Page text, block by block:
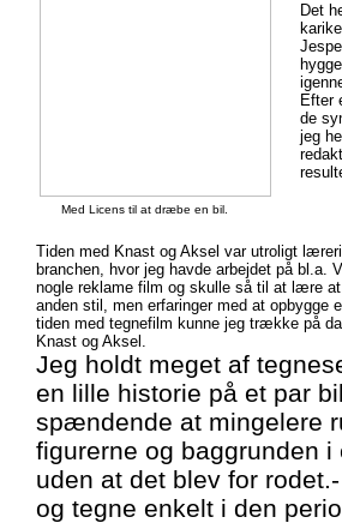
Det
Efter
de
jeg
Med Licens til at dræbe en bil.
Tiden med Knast og Aksel var utroligt
branchen, hvor jeg havde arbejdet på bl.a.
nogle reklame film og skulle så til at lære
anden stil, men erfaringer med at opbygge
tiden med tegnefilm kunne jeg trække på
Knast og Aksel.
Jeg holdt meget af
en lille historie på et par
spændende at mingelere
figurerne og baggrunden
uden at det blev for
og tegne enkelt i den